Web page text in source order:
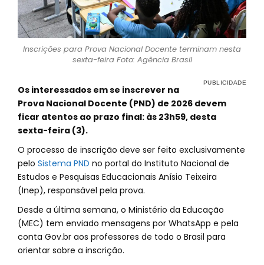
Inscrições para Prova Nacional Docente terminam nesta
sexta-feira Foto: Agência Brasil
Os interessados em se inscrever na
Prova Nacional Docente (PND) de 2026 devem
ficar atentos ao prazo final: às 23h59, desta
sexta-feira (3).
O processo de inscrição deve ser feito exclusivamente
pelo Sistema PND no portal do Instituto Nacional de
Estudos e Pesquisas Educacionais Anísio Teixeira
(Inep), responsável pela prova.
Desde a última semana, o Ministério da Educação
(MEC) tem enviado mensagens por WhatsApp e pela
conta Gov.br aos professores de todo o Brasil para
orientar sobre a inscrição.